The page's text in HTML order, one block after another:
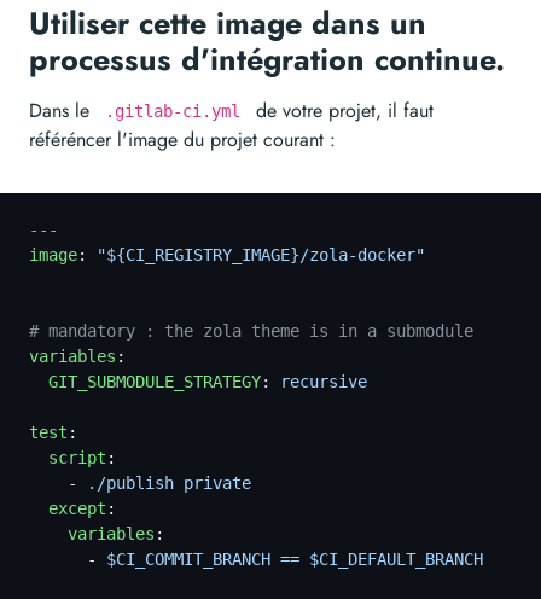
Utiliser cette image dans un
processus d'intégration continue.
Dans le .gitlab-ci.yml
de votre projet, il faut
référéncer l'image du projet courant :
---
image: "${CI_REGISTRY_IMAGE}/zola-docker"
# mandatory : the zola theme is in a submodule
variables :
  GIT_SUBMODULE_STRATEGY
: recursive
test :
  script
:
    -
./publish private
  except
:
    variables
:
      -
$CI_COMMIT_BRANCH == $CI_DEFAULT_BRANCH